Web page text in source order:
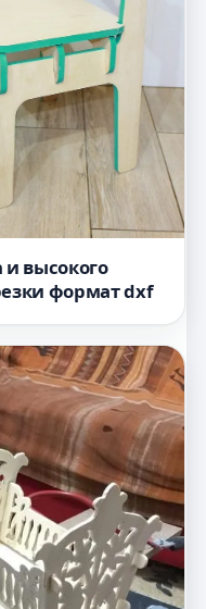
и высокого
формат dxf